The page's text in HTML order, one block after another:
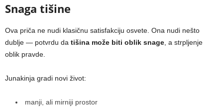
Snaga tišine
Ova priča ne nudi klasičnu satisfakciju osvete. Ona nudi nešto
dublje — potvrdu da tišina može biti oblik snage, a strpljenje
oblik pravde.
Junakinja gradi novi život:
manji, ali mirniji prostor